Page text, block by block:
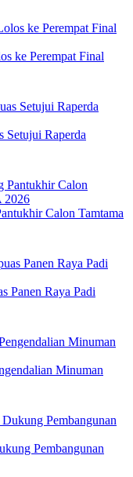
ke Perempat Final
Setujui Raperda
Calon Tamtama
Panen Raya Padi
Minuman
Pembangunan